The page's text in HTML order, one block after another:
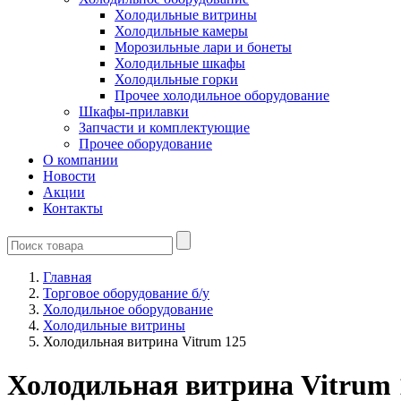
Холодильные витрины
Холодильные камеры
Морозильные лари и бонеты
Холодильные шкафы
Холодильные горки
Прочее холодильное оборудование
Шкафы-прилавки
Запчасти и комплектующие
Прочее оборудование
О компании
Новости
Акции
Контакты
Главная
Торговое оборудование б/у
Холодильное оборудование
Холодильные витрины
Холодильная витрина Vitrum 125
Холодильная витрина Vitrum